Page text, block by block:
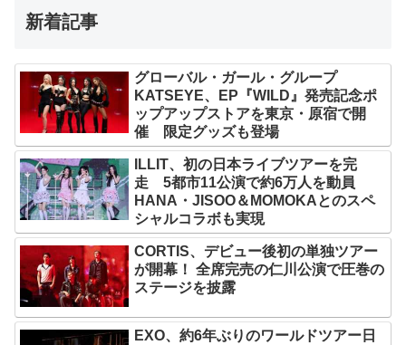
新着記事
グローバル・ガール・グループ
KATSEYE、EP『WILD』発売記念ポ
ップアップストアを東京・原宿で開
催 限定グッズも登場
ILLIT、初の日本ライブツアーを完
走 5都市11公演で約6万人を動員
HANA・JISOO＆MOMOKAとのスペ
シャルコラボも実現
CORTIS、デビュー後初の単独ツアー
が開幕！ 全席完売の仁川公演で圧巻の
ステージを披露
EXO、約6年ぶりのワールドツアー日